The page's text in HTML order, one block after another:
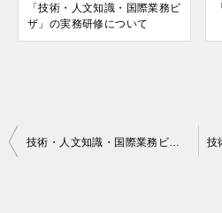
「技術・人文知識・国際業務ビ
ザ」の実務研修について
投